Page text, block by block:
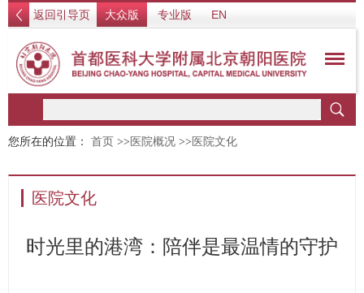
返回引导页 大众版 专业版 EN
您所在的位置： 首页 >> 医院概况 >> 医院文化
医院文化
时光里的港湾：陪伴是最温情的守护